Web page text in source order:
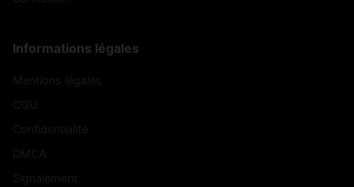
Informations légales